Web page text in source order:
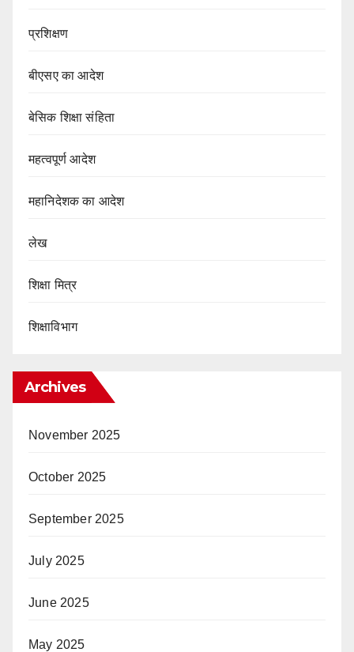
प्रशिक्षण
बीएसए का आदेश
बेसिक शिक्षा संहिता
महत्वपूर्ण आदेश
महानिदेशक का आदेश
लेख
शिक्षा मित्र
शिक्षाविभाग
Archives
November 2025
October 2025
September 2025
July 2025
June 2025
May 2025